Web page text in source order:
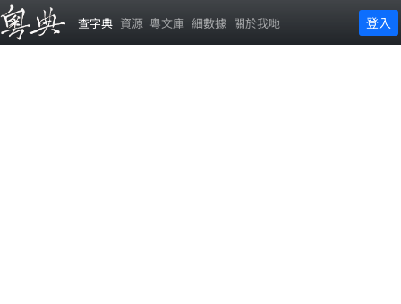
查字典 資源 粵文庫 細數據 關於我哋 登入